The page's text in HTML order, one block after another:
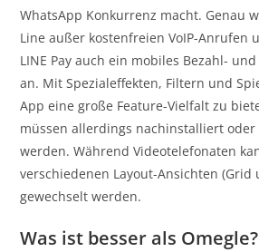
WhatsApp Konkurrenz macht. Genau
Line außer kostenfreien VoIP-Anrufen
LINE Pay auch ein mobiles Bezahl-
an. Mit Spezialeffekten, Filtern und
App eine große Feature-Vielfalt zu
müssen allerdings nachinstalliert oder
werden. Während Videotelefonaten
verschiedenen Layout-Ansichten (Grid
gewechselt werden.
Was ist besser als Omegle?